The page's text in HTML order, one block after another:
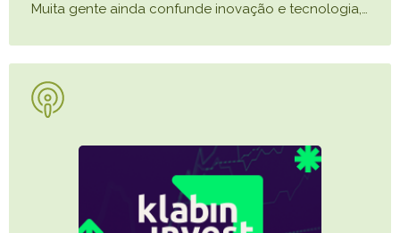
Muita gente ainda confunde inovação e tecnologia,…